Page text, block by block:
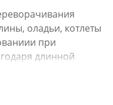
оладьи, котлеты
при
длинной
будут рваться при